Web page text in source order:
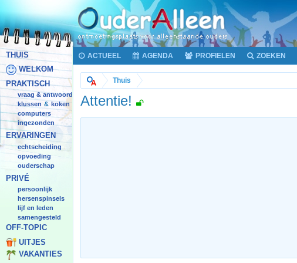
THUIS
WELKOM
PRAKTISCH
vraag & antwoord
klussen & koken
computers
ingezonden
ERVARINGEN
echtscheiding
opvoeding
ouderschap
PRIVÉ
persoonlijk
hersenspinsels
lijf en leden
samengesteld
OFF-TOPIC
UITJES
VAKANTIES
ACTUEEL AGENDA PROFIELEN ZOEKEN
Thuis
Attentie!